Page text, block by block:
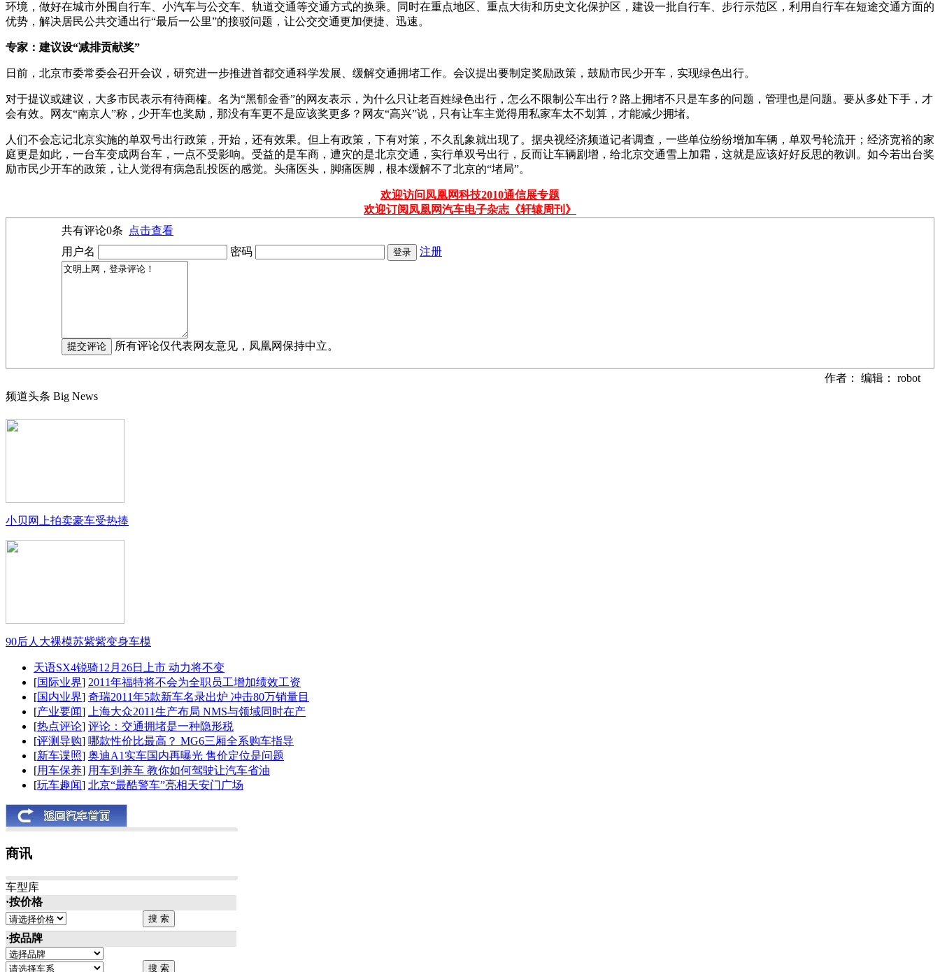
环境，做好在城市外围自行车、小汽车与公交车、轨道交通等交通方式的换乘。同时在重点地区、重点大街和历史文化保护区，建设一批自行车、步行示范区，利用自行车在短途交通方面的
优势，解决居民公共交通出行“最后一公里”的接驳问题，让公交交通更加便捷、迅速。
专家：建议设“减排贡献奖”
日前，北京市委常委会召开会议，研究进一步推进首都交通科学发展、缓解交通拥堵工作。会议提出要制定奖励政策，鼓励市民少开车，实现绿色出行。
对于提议或建议，大多市民表示有待商榷。名为“黑郁金香”的网友表示，为什么只让老百姓绿色出行，怎么不限制公车出行？路上拥堵不只是车多的问题，管理也是问题。要从多处下手，才
会有效。网友“南京人”称，少开车也奖励，那没有车更不是应该奖更多？网友“高兴”说，只有让车主觉得用私家车太不划算，才能减少拥堵。
人们不会忘记北京实施的单双号出行政策，开始，还有效果。但上有政策，下有对策，不久乱象就出现了。据央视经济频道记者调查，一些单位纷纷增加车辆，单双号轮流开；经济宽裕的家
庭更是如此，一台车变成两台车，一点不受影响。受益的是车商，遭灾的是北京交通，实行单双号出行，反而让车辆剧增，给北京交通雪上加霜，这就是应该好好反思的教训。如今若出台奖
励市民少开车的政策，让人觉得有病急乱投医的感觉。头痛医头，脚痛医脚，根本缓解不了北京的“堵局”。
欢迎访问凤凰网科技2010通信展专题
欢迎订阅凤凰网汽车电子杂志《轩辕周刊》
共有评论0条
点击查看
用户名
密码 注册
所有评论仅代表网友意见，凤凰网保持中立。
作者： 编辑： robot
频道头条 Big News
小贝网上拍卖豪车受热捧
90后人大裸模苏紫紫变身车模
天语SX4锐骑12月26日上市 动力将不变
[国际业界] 2011年福特将不会为全职员工增加绩效工资
[国内业界] 奇瑞2011年5款新车名录出炉 冲击80万销量目
[产业要闻]
上海大众2011生产布局 NMS与领域同时在产
[热点评论] 评论：交通拥堵是一种隐形税
[评测导购] 哪款性价比最高？ MG6三厢全系购车指导
[新车谍照] 奥迪A1实车国内再曝光 售价定位是问题
[用车保养] 用车到养车 教你如何驾驶让汽车省油
[玩车趣闻] 北京“最酷警车”亮相天安门广场
商讯
车型库
·按价格
·按品牌